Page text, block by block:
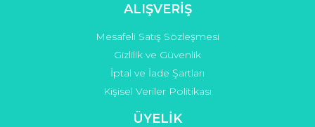
ALIŞVERİŞ
Mesafeli Satış Sözleşmesi
Gizlilik ve Güvenlik
İptal ve İade Şartları
Kişisel Veriler Politikası
ÜYELİK